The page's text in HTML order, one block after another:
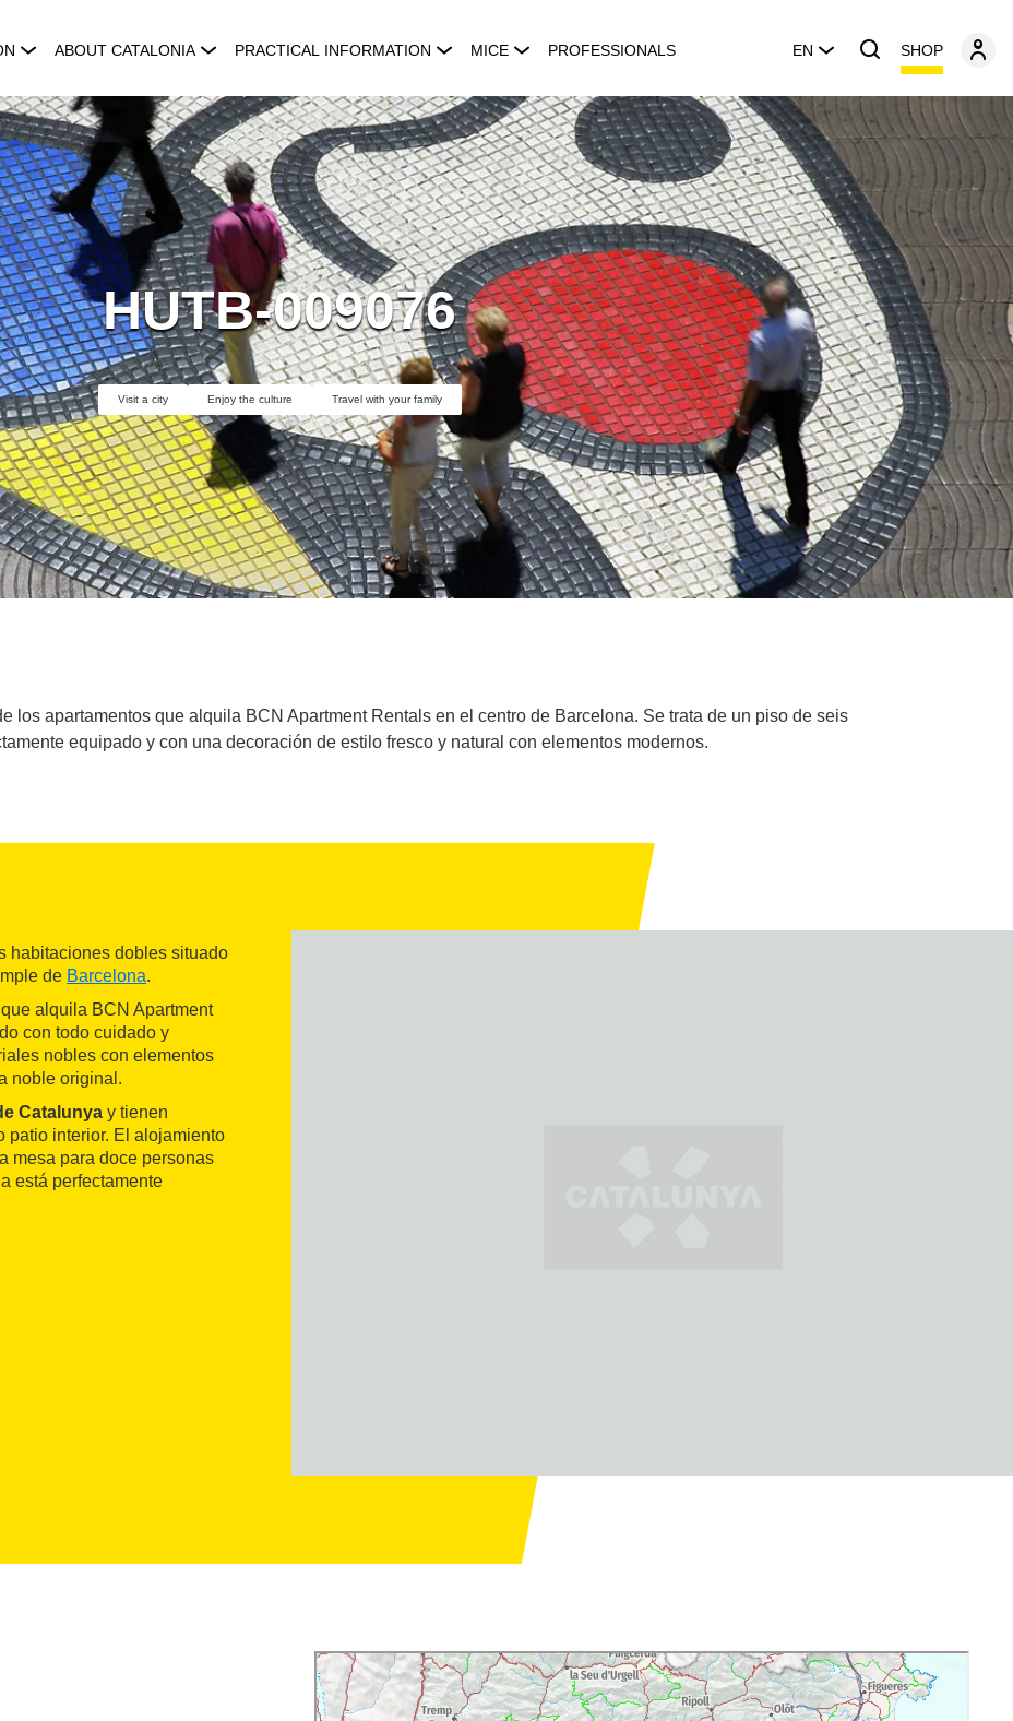
ABOUT CATALONIA PRACTICAL INFORMATION MICE PROFESSIONALS EN SHOP
HUTB-009076
Visit a city Enjoy the culture Travel with your family
los apartamentos que alquila BCN Apartment Rentals en el centro de Barcelona. Se trata de un piso de seis
equipado y con una decoración de estilo fresco y natural con elementos modernos.
habitaciones dobles situado
de Barcelona.
alquila BCN Apartment
con todo cuidado y
nobles con elementos
noble original.
Catalunya y tienen
patio interior. El alojamiento
mesa para doce personas
está perfectamente